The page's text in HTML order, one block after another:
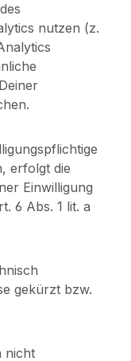
nutzen (z.
erfolgt die
Einwilligung
6 Abs. 1 lit. a
gekürzt bzw.
nicht